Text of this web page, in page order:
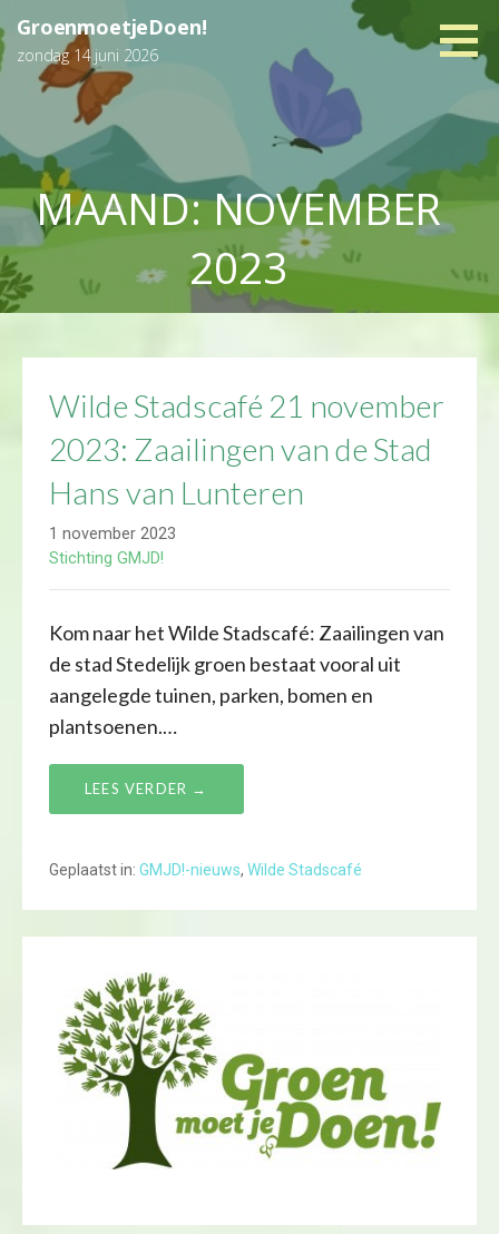
naar
de
inhoud
GroenmoetjeDoen!
zondag 14 juni 2026
MAAND: NOVEMBER
2023
Wilde Stadscafé 21 november
2023: Zaailingen van de Stad
Hans van Lunteren
1 november 2023
Stichting GMJD!
Kom naar het Wilde Stadscafé: Zaailingen van
de stad Stedelijk groen bestaat vooral uit
aangelegde tuinen, parken, bomen en
plantsoenen.…
LEES VERDER →
Geplaatst in: GMJD!-nieuws, Wilde Stadscafé